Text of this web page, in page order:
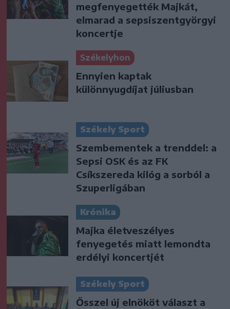
megfenyegették Majkát,
elmarad a sepsiszentgyörgyi
koncertje
Székelyhon
Ennyien kaptak
különnyugdíjat júliusban
Székely Sport
Szembementek a trenddel: a
Sepsi OSK és az FK
Csíkszereda kilóg a sorból a
Szuperligában
Krónika
Majka életveszélyes
fenyegetés miatt lemondta
erdélyi koncertjét
Székely Sport
Ősszel új elnököt választ a